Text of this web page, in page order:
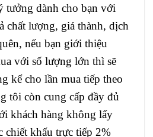
tưởng dành cho bạn với
chất lượng, giá thành, dịch
nếu bạn giới thiệu
với số lượng lớn thì sẽ
kể cho lần mua tiếp theo
tôi còn cung cấp đầy đủ
khách hàng không lấy
chiết khấu trực tiếp 2%